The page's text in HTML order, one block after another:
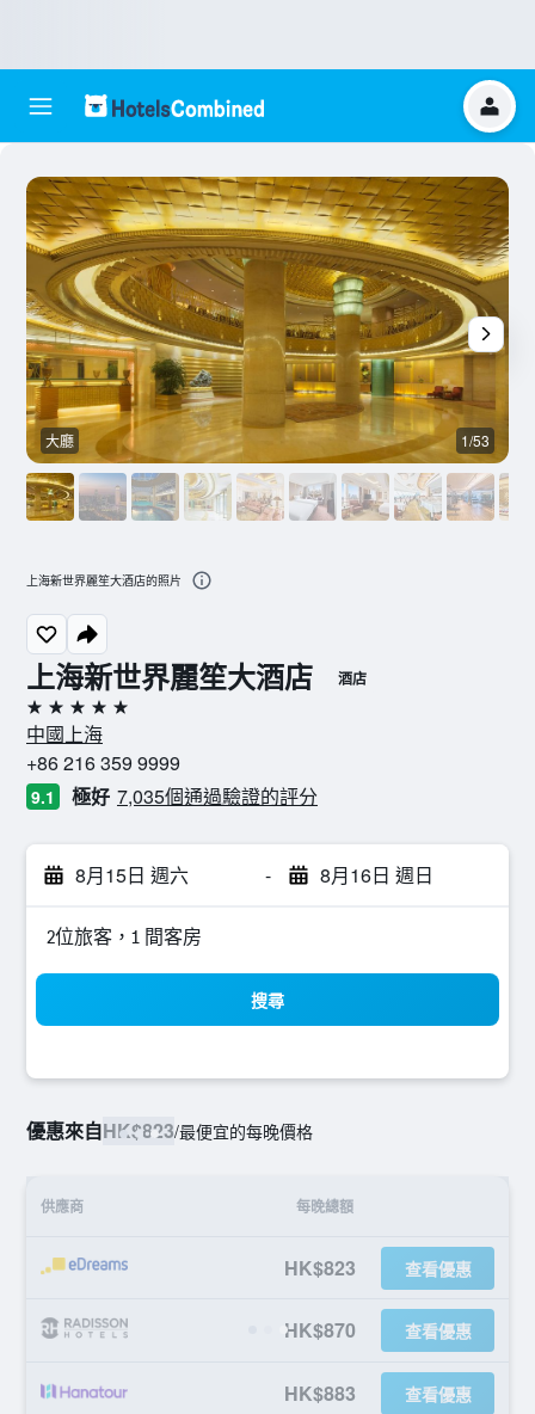
上海新世界麗笙大酒店 酒店
5星級
中國上海
+86 216 359 9999
9.1 極好 7,035個通過驗證的評分
8月15日 週六 - 8月16日 週日
2位旅客，1 間客房
搜尋
優惠來自HK$823/最便宜的每晚價格
供應商 每晚總額
HK$823 查看優惠
HK$870 查看優惠
HK$883 查看優惠
大廳 1/53
上海新世界麗笙大酒店的照片